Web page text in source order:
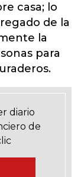
casa; lo
de la
la
para
diario
de